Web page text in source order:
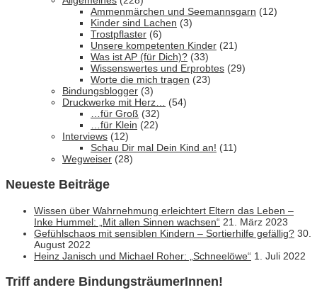
Ammenmärchen und Seemannsgarn (12)
Kinder sind Lachen (3)
Trostpflaster (6)
Unsere kompetenten Kinder (21)
Was ist AP (für Dich)? (33)
Wissenswertes und Erprobtes (29)
Worte die mich tragen (23)
Bindungsblogger (3)
Druckwerke mit Herz… (54)
…für Groß (32)
…für Klein (22)
Interviews (12)
Schau Dir mal Dein Kind an! (11)
Wegweiser (28)
Neueste Beiträge
Wissen über Wahrnehmung erleichtert Eltern das Leben –
Inke Hummel: „Mit allen Sinnen wachsen“ 21. März 2023
Gefühlschaos mit sensiblen Kindern – Sortierhilfe gefällig? 30.
August 2022
Heinz Janisch und Michael Roher: „Schneelöwe“ 1. Juli 2022
Triff andere BindungsträumerInnen!